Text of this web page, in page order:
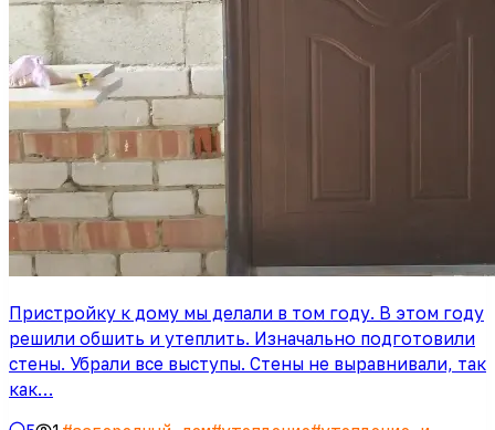
Пристройку к дому мы делали в том году. В этом году
решили обшить и утеплить. Изначально подготовили
стены. Убрали все выступы. Стены не выравнивали, так
как…